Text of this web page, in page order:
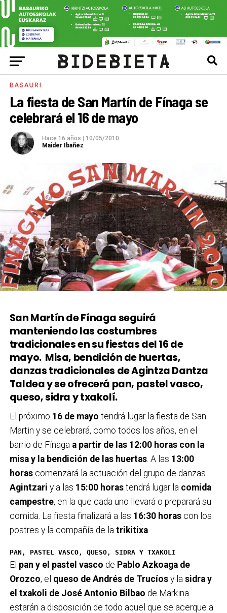
BASAURI
La fiesta de San Martín de Fínaga se
celebrará el 16 de mayo
Hace 16 años
10/05/2010
Maider Ibañez
San Martín de Fínaga seguirá
manteniendo las costumbres
tradicionales en su fiestas del 16 de
mayo. Misa, bendición de huertas,
danzas tradicionales de Agintza Dantza
Taldea y se ofrecerá pan, pastel vasco,
queso, sidra y txakolí.
El próximo 16 de mayo tendrá lugar la fiesta de San
Martin y se celebrará, como todos los años, en el
barrio de Fínaga a partir de las 12:00 horas con la
misa y la bendición de las huertas. A las 13:00
horascomenzará la actuación del grupo de danzas
Agintzari y a las 15:00 horastendrá lugar la comida
campestre, en la que cada uno llevará o preparará su
comida. La fiesta finalizará a las 16:30 horascon los
postres y la compañía de la trikitixa.
PAN, PASTEL VASCO, QUESO, SIDRA Y TXAKOLI
El pan y el pastel vasco de Pablo Azkoaga de
Orozco, el queso de Andrés de Trucíosy la sidra y
el txakoli de José Antonio Bilbao de Markina
estarán a disposición de todo aquel que se acerque a